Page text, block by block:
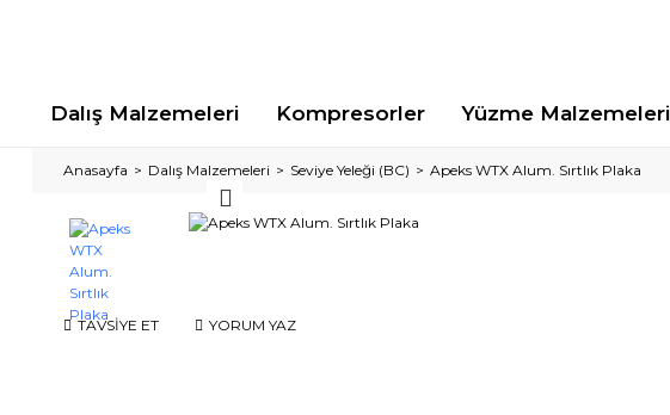
Dalış Malzemeleri Kompresorler Yüzme Malzemeleri
Anasayfa Dalış Malzemeleri Seviye Yeleği (BC) Apeks WTX Alum. Sırtlık Plaka
TAVSİYE ET YORUM YAZ